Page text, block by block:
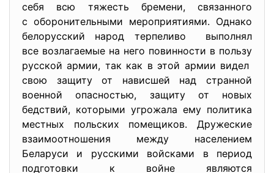
себя всю тяжесть бремени, связанного
с оборонительными мероприятиями. Однако
белорусский народ терпеливо выполнял
все возлагаемые на него повинности в пользу
русской армии, так как в этой армии видел
свою защиту от нависшей над странной
военной опасностью, защиту от новых
бедствий, которыми угрожала ему политика
местных польских помещиков. Дружеские
взаимоотношения между населением
Беларуси и русскими войсками в период
подготовки к войне являются